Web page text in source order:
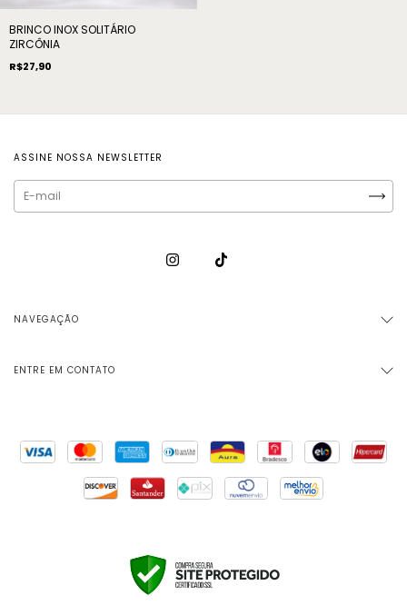
BRINCO INOX SOLITÁRIO
ZIRCÔNIA
R$27,90
ASSINE NOSSA NEWSLETTER
NAVEGAÇÃO
ENTRE EM CONTATO